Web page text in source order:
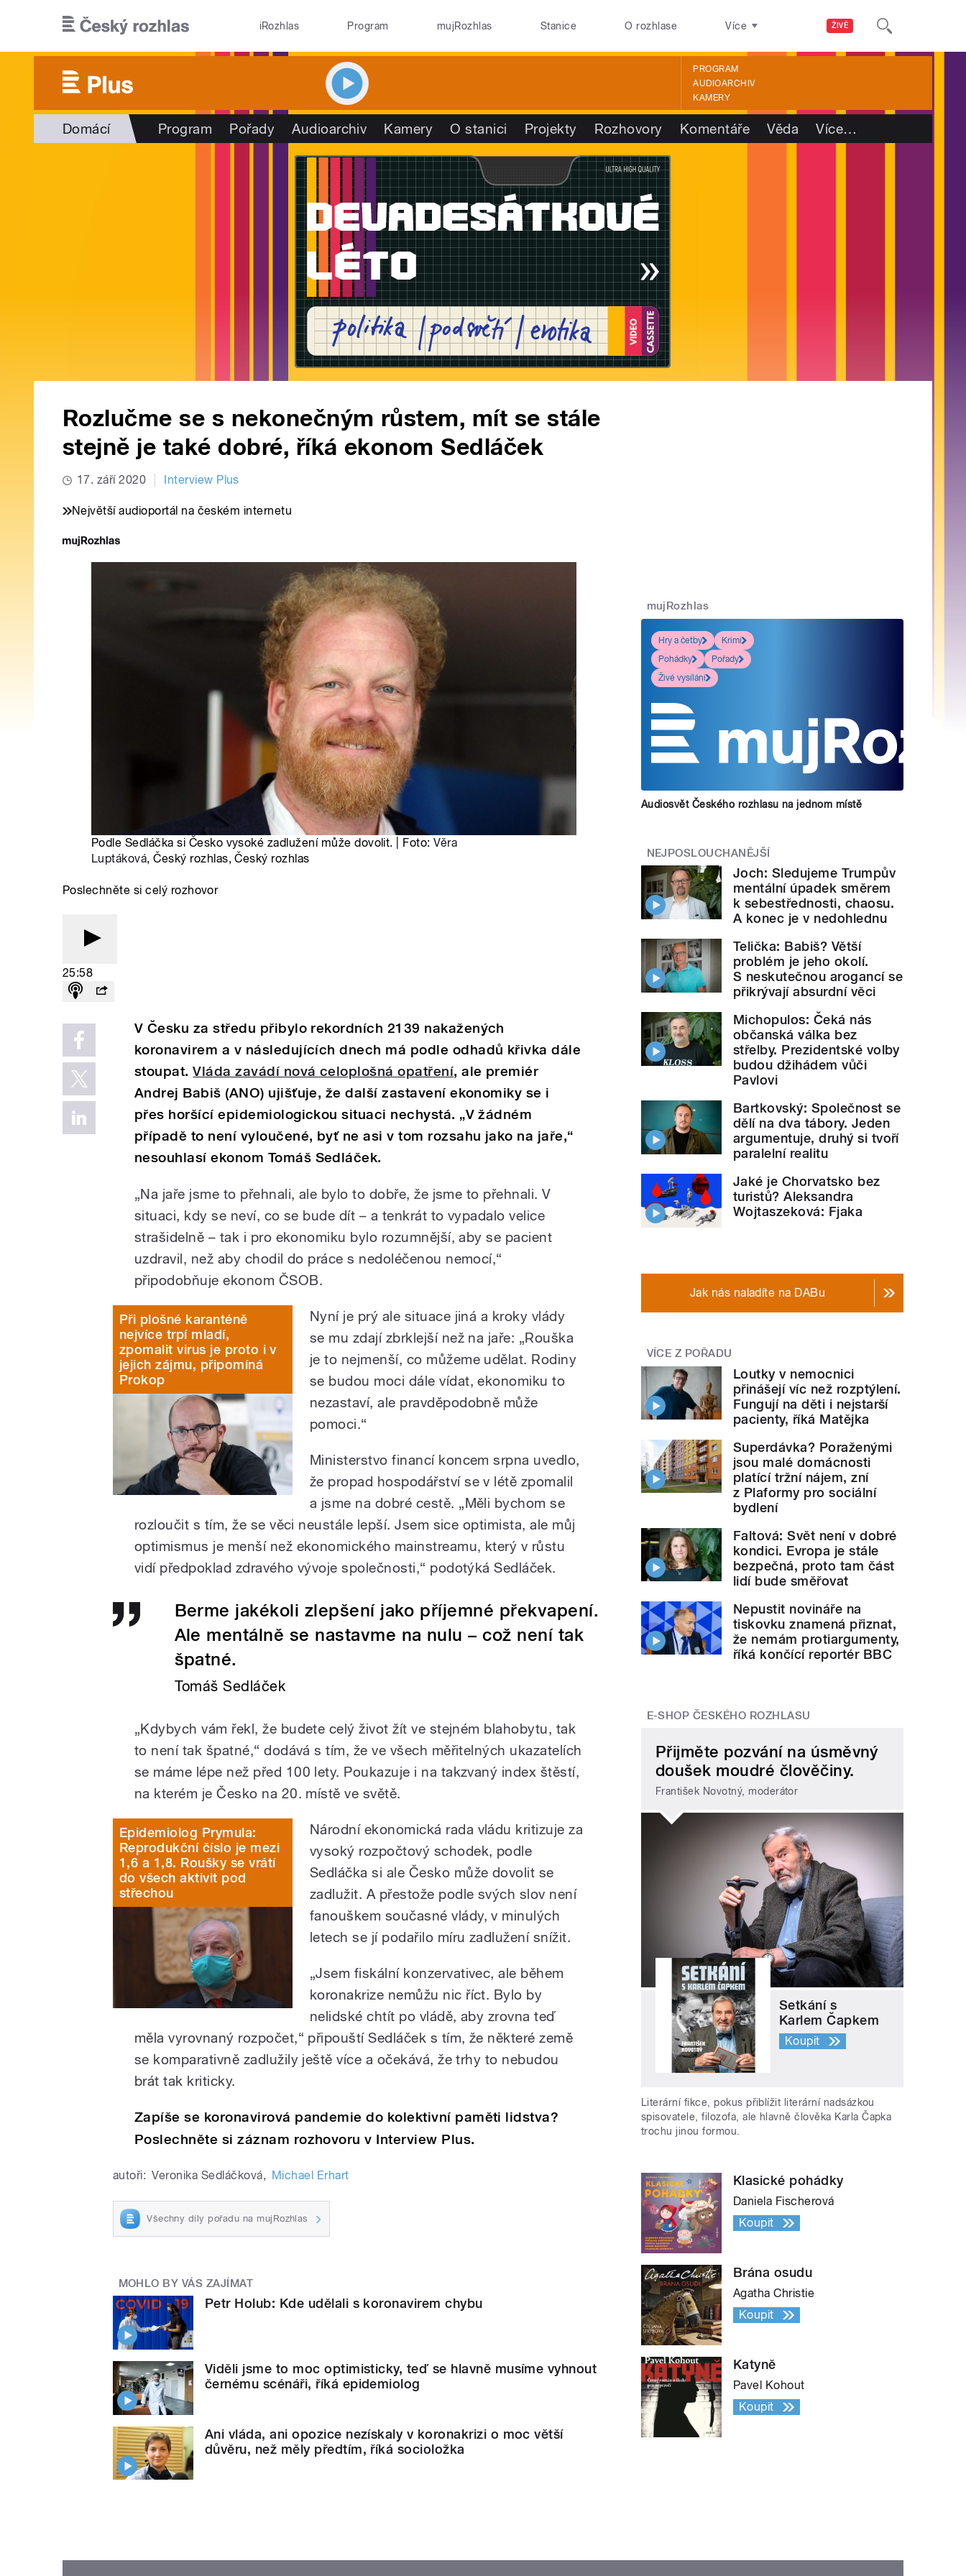
ŽIVĚ
iRozhlas Program mujRozhlas Stanice O rozhlase Více
PROGRAM
AUDIOARCHIV
KAMERY
Domácí Program Pořady Audioarchiv Kamery O stanici Projekty Rozhovory Komentáře Věda Více…
Rozlučme se s nekonečným růstem, mít se stále
stejně je také dobré, říká ekonom Sedláček
17. září 2020 Interview Plus
Největší audioportál na českém internetu
Podle Sedláčka si Česko vysoké zadlužení může dovolit. | Foto:Věra
Luptáková, Český rozhlas, Český rozhlas
Poslechněte si celý rozhovor
25:58
V Česku za středu přibylo rekordních 2139 nakažených
koronavirem a v následujících dnech má podle odhadů křivka dále
stoupat.Vláda zavádí nová celoplošná opatření, ale premiér
Andrej Babiš (ANO) ujišťuje, že další zastavení ekonomiky se i
přes horšící epidemiologickou situaci nechystá. „V žádném
případě to není vyloučené, byť ne asi v tom rozsahu jako na jaře,“
nesouhlasí ekonom Tomáš Sedláček.
„Na jaře jsme to přehnali, ale bylo to dobře, že jsme to přehnali. V
situaci, kdy se neví, co se bude dít – a tenkrát to vypadalo velice
strašidelně – tak i pro ekonomiku bylo rozumnější, aby se pacient
uzdravil, než aby chodil do práce s nedoléčenou nemocí,“
připodobňuje ekonom ČSOB.
Při plošné karanténě
nejvíce trpí mladí,
zpomalit virus je proto i v
jejich zájmu, připomíná
Prokop
Nyní je prý ale situace jiná a kroky vlády
se mu zdají zbrklejší než na jaře: „Rouška
je to nejmenší, co můžeme udělat. Rodiny
se budou moci dále vídat, ekonomiku to
nezastaví, ale pravděpodobně může
pomoci.“
Ministerstvo financí koncem srpna uvedlo,
že propad hospodářství se v létě zpomalil
a jsme na dobré cestě. „Měli bychom se
rozloučit s tím, že se věci neustále lepší. Jsem sice optimista, ale můj
optimismus je menší než ekonomického mainstreamu, který v růstu
vidí předpoklad zdravého vývoje společnosti,“ podotýká Sedláček.
Berme jakékoli zlepšení jako příjemné překvapení.
Ale mentálně se nastavme na nulu – což není tak
špatné.
Tomáš Sedláček
„Kdybych vám řekl, že budete celý život žít ve stejném blahobytu, tak
to není tak špatné,“ dodává s tím, že ve všech měřitelných ukazatelích
se máme lépe než před 100 lety. Poukazuje i na takzvaný index štěstí,
na kterém je Česko na 20. místě ve světě.
Epidemiolog Prymula:
Reprodukční číslo je mezi
1,6 a 1,8. Roušky se vrátí
do všech aktivit pod
střechou
Národní ekonomická rada vládu kritizuje za
vysoký rozpočtový schodek, podle
Sedláčka si ale Česko může dovolit se
zadlužit. A přestože podle svých slov není
fanouškem současné vlády, v minulých
letech se jí podařilo míru zadlužení snížit.
„Jsem fiskální konzervativec, ale během
koronakrize nemůžu nic říct. Bylo by
nelidské chtít po vládě, aby zrovna teď
měla vyrovnaný rozpočet,“ připouští Sedláček s tím, že některé země
se komparativně zadlužily ještě více a očekává, že trhy to nebudou
brát tak kriticky.
Zapíše se koronavirová pandemie do kolektivní paměti lidstva?
Poslechněte si záznam rozhovoru v Interview Plus.
autoři: Veronika Sedláčková, Michael Erhart
Všechny díly pořadu na mujRozhlas
MOHLO BY VÁS ZAJÍMAT
Petr Holub: Kde udělali s koronavirem chybu
Viděli jsme to moc optimisticky, teď se hlavně musíme vyhnout
černému scénáři, říká epidemiolog
Ani vláda, ani opozice nezískaly v koronakrizi o moc větší
důvěru, než měly předtím, říká socioložka
mujRozhlas
Hry a četby
Krimi
Pohádky
Pořady
Živé vysílání
Audiosvět Českého rozhlasu na jednom místě
NEJPOSLOUCHANĚJŠÍ
Joch: Sledujeme Trumpův
mentální úpadek směrem
k sebestřednosti, chaosu.
A konec je v nedohlednu
Telička: Babiš? Větší
problém je jeho okolí.
S neskutečnou arogancí se
přikrývají absurdní věci
Michopulos: Čeká nás
občanská válka bez
střelby. Prezidentské volby
budou džihádem vůči
Pavlovi
Bartkovský: Společnost se
dělí na dva tábory. Jeden
argumentuje, druhý si tvoří
paralelní realitu
Jaké je Chorvatsko bez
turistů? Aleksandra
Wojtaszeková: Fjaka
Jak nás naladíte na DABu
VÍCE Z POŘADU
Loutky v nemocnici
přinášejí víc než rozptýlení.
Fungují na děti i nejstarší
pacienty, říká Matějka
Superdávka? Poraženými
jsou malé domácnosti
platící tržní nájem, zní
z Plaformy pro sociální
bydlení
Faltová: Svět není v dobré
kondici. Evropa je stále
bezpečná, proto tam část
lidí bude směřovat
Nepustit novináře na
tiskovku znamená přiznat,
že nemám protiargumenty,
říká končící reportér BBC
E-SHOP ČESKÉHO ROZHLASU
Přijměte pozvání na úsměvný
doušek moudré člověčiny.
František Novotný, moderátor
Setkání s
Karlem Čapkem
Koupit
Literární fikce, pokus přiblížit literární nadsázkou
spisovatele, filozofa, ale hlavně člověka Karla Čapka
trochu jinou formou.
Klasické pohádky
Daniela Fischerová
Koupit
Brána osudu
Agatha Christie
Koupit
Katyně
Pavel Kohout
Koupit